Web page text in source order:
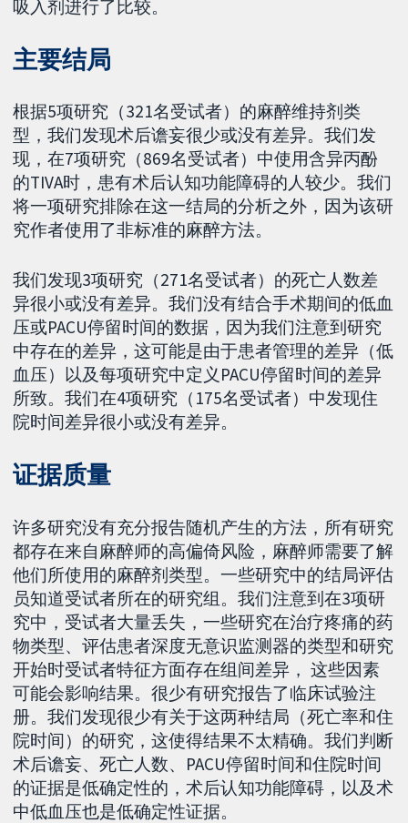
吸入剂进行了比较。
主要结局
根据5项研究（321名受试者）的麻醉维持剂类
型，我们发现术后谵妄很少或没有差异。我们发
现，在7项研究（869名受试者）中使用含异丙酚
的TIVA时，患有术后认知功能障碍的人较少。我们
将一项研究排除在这一结局的分析之外，因为该研
究作者使用了非标准的麻醉方法。
我们发现3项研究（271名受试者）的死亡人数差
异很小或没有差异。我们没有结合手术期间的低血
压或PACU停留时间的数据，因为我们注意到研究
中存在的差异，这可能是由于患者管理的差异（低
血压）以及每项研究中定义PACU停留时间的差异
所致。我们在4项研究（175名受试者）中发现住
院时间差异很小或没有差异。
证据质量
许多研究没有充分报告随机产生的方法，所有研究
都存在来自麻醉师的高偏倚风险，麻醉师需要了解
他们所使用的麻醉剂类型。一些研究中的结局评估
员知道受试者所在的研究组。我们注意到在3项研
究中，受试者大量丢失，一些研究在治疗疼痛的药
物类型、评估患者深度无意识监测器的类型和研究
开始时受试者特征方面存在组间差异， 这些因素
可能会影响结果。很少有研究报告了临床试验注
册。我们发现很少有关于这两种结局（死亡率和住
院时间）的研究，这使得结果不太精确。我们判断
术后谵妄、死亡人数、PACU停留时间和住院时间
的证据是低确定性的，术后认知功能障碍，以及术
中低血压也是低确定性证据。